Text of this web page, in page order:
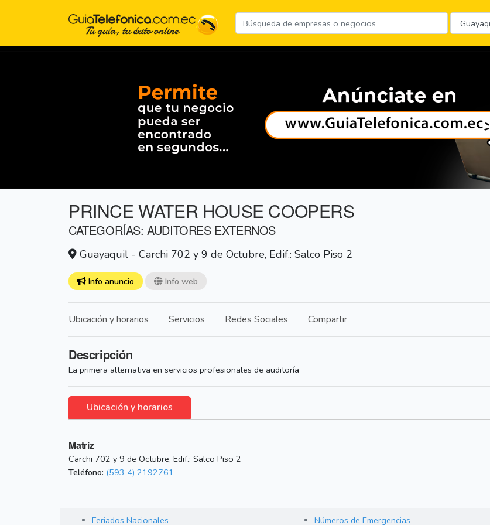
PRINCE WATER HOUSE COOPERS
CATEGORÍAS: AUDITORES EXTERNOS
Guayaquil - Carchi 702 y 9 de Octubre, Edif.: Salco Piso 2
Info anuncio Info web
Ubicación y horarios Servicios Redes Sociales Compartir
Descripción
La primera alternativa en servicios profesionales de auditoría
Ubicación y horarios
Matriz
Carchi 702 y 9 de Octubre, Edif.: Salco Piso 2
Teléfono: (593 4) 2192761
Feriados Nacionales Números de Emergencias